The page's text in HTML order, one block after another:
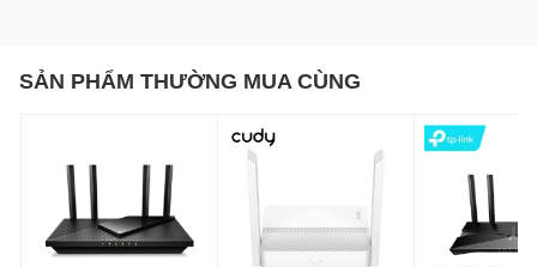
- Hỗ trợ Port forwarding, DMZ, DHCP Server, DDNS,...
SẢN PHẨM THƯỜNG MUA CÙNG